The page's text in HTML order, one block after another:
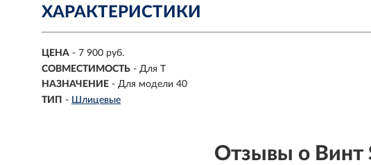
ХАРАКТЕРИСТИКИ
ЦЕНА - 7 900 руб.
СОВМЕСТИМОСТЬ - Для T
НАЗНАЧЕНИЕ - Для модели 40
ТИП - Шлицевые
Отзывы о Винт